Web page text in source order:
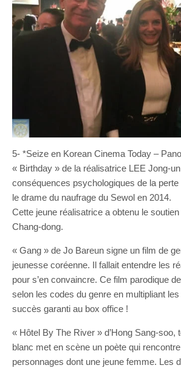
5- *Seize en Korean Cinema Today –
« Birthday » de la réalisatrice LEE Jong-
conséquences psychologiques de la perte
le drame du naufrage du Sewol en 2014.
Cette jeune réalisatrice a obtenu le soutien
Chang-dong.
« Gang » de Jo Bareun signe un film de
jeunesse coréenne. Il fallait entendre les
pour s’en convaincre. Ce film parodique
selon les codes du genre en multipliant
succès garanti au box office !
« Hôtel By The River » d’Hong Sang-soo,
blanc met en scène un poète qui
personnages dont une jeune femme. Les